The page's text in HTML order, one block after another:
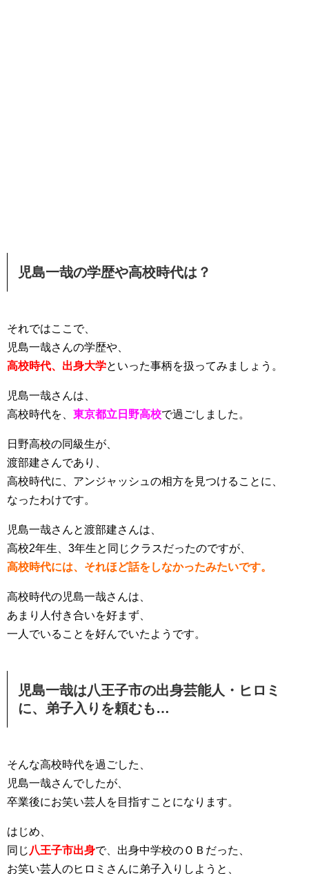
児島一哉の学歴や高校時代は？
それではここで、
児島一哉さんの学歴や、
高校時代、出身大学といった事柄を扱ってみましょう。
児島一哉さんは、
高校時代を、 東京都立日野高校で過ごしました。
日野高校の同級生が、
渡部建さんであり、
高校時代に、アンジャッシュの相方を見つけることに、
なったわけです。
児島一哉さんと渡部建さんは、
高校2年生、3年生と同じクラスだったのですが、
高校時代には、それほど話をしなかったみたいです。
高校時代の児島一哉さんは、
あまり人付き合いを好まず、
一人でいることを好んでいたようです。
児島一哉は八王子市の出身芸能人・ヒロミ
に、弟子入りを頼むも…
そんな高校時代を過ごした、
児島一哉さんでしたが、
卒業後にお笑い芸人を目指すことになります。
はじめ、
同じ 八王子市出身で、出身中学校のＯＢだった、
お笑い芸人のヒロミさんに弟子入りしようと、